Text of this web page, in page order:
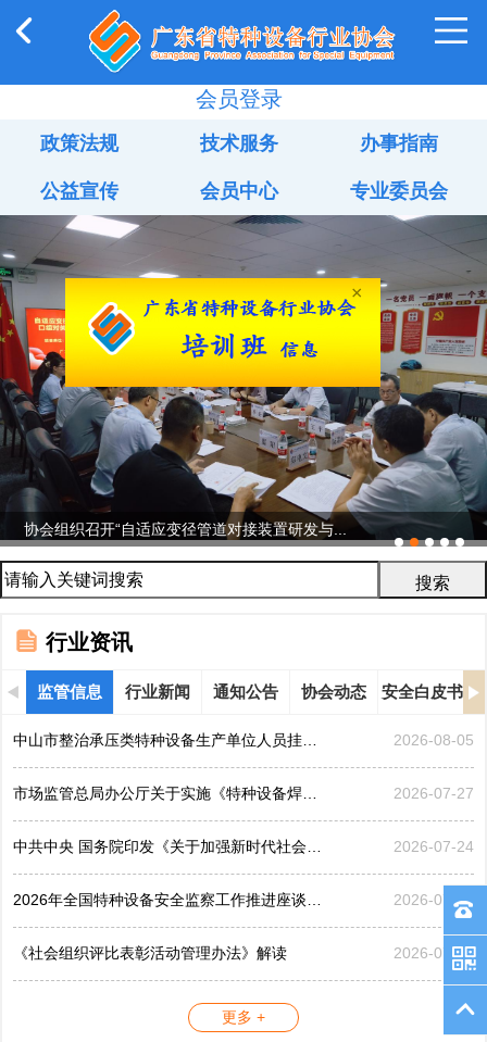
会员登录
政策法规 技术服务 办事指南
公益宣传 会员中心 专业委员会
协会组织召开“自适应变径管道对接装置研发与...
行业资讯
监管信息 行业新闻 通知公告 协会动态 安全白皮书
中山市整治承压类特种设备生产单位人员挂靠、临时凑岗、... 2026-08-05
市场监管总局办公厅关于实施《特种设备焊接操作人员考核... 2026-07-27
中共中央 国务院印发《关于加强新时代社会工作的意见》 2026-07-24
2026年全国特种设备安全监察工作推进座谈会在黑龙江哈... 2026-07-21
《社会组织评比表彰活动管理办法》解读 2026-07-17
更多 +
×